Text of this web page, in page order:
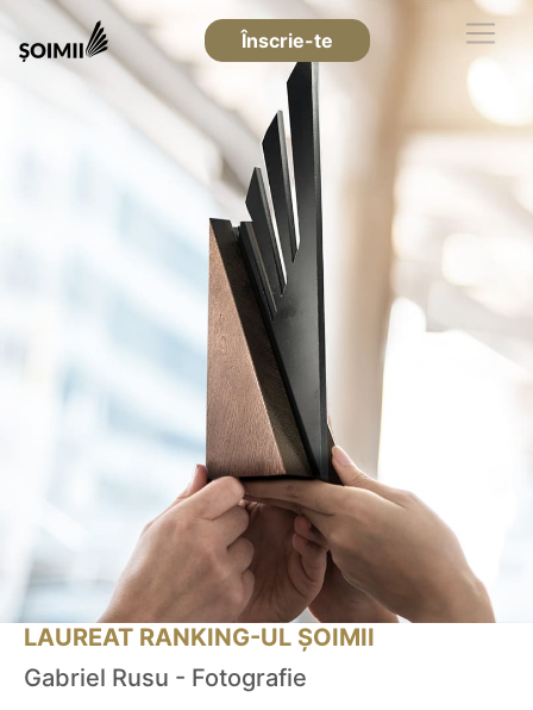
Înscrie-te
LAUREAT RANKING-UL ȘOIMII
Gabriel Rusu - Fotografie